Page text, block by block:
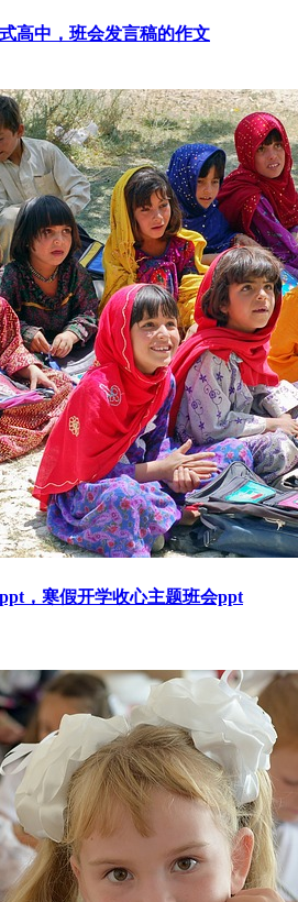
高中，班会发言稿的作文
，寒假开学收心主题班会ppt